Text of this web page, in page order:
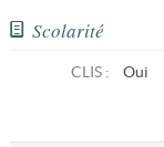
Scolarité
CLIS: Oui